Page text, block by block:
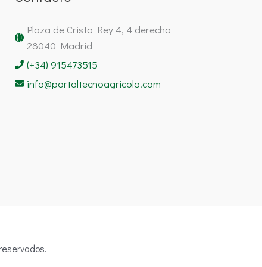
Plaza de Cristo Rey 4, 4 derecha
28040 Madrid
(+34) 915473515
info@portaltecnoagricola.com